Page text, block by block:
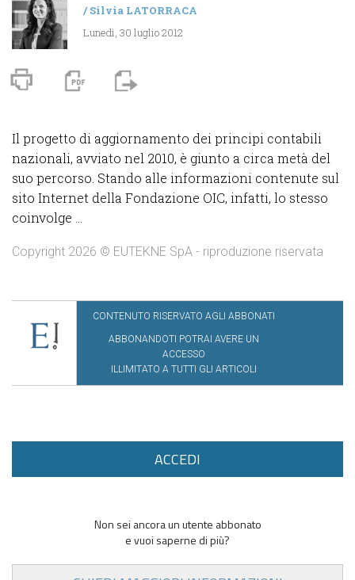
/Silvia LATORRACA
Lunedì, 30 luglio 2012
Il progetto di aggiornamento dei principi contabili
nazionali, avviato nel 2010, è giunto a circa metà del
suo percorso. Stando alle informazioni contenute sul
sito Internet della Fondazione OIC, infatti, lo stesso
coinvolge ...
Copyright 2026 © EUTEKNE SpA - riproduzione riservata
CONTENUTO RISERVATO AGLI ABBONATI
ABBONANDOTI POTRAI AVERE UN
ACCESSO
ILLIMITATO A TUTTI GLI ARTICOLI
ACCEDI
Non sei ancora un utente abbonato
e vuoi saperne di più?